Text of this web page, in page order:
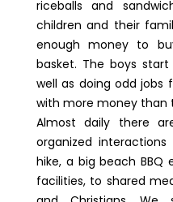
riceballs and
children and their
enough money to
basket. The boys
well as doing odd jobs
with more money than
Almost daily there
organized
hike, a big beach
facilities, to shared